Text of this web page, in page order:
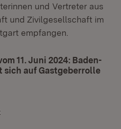
und Vertreter aus
und Zivilgesellschaft im
empfangen.
11. Juni 2024: Baden-
auf Gastgeberrolle